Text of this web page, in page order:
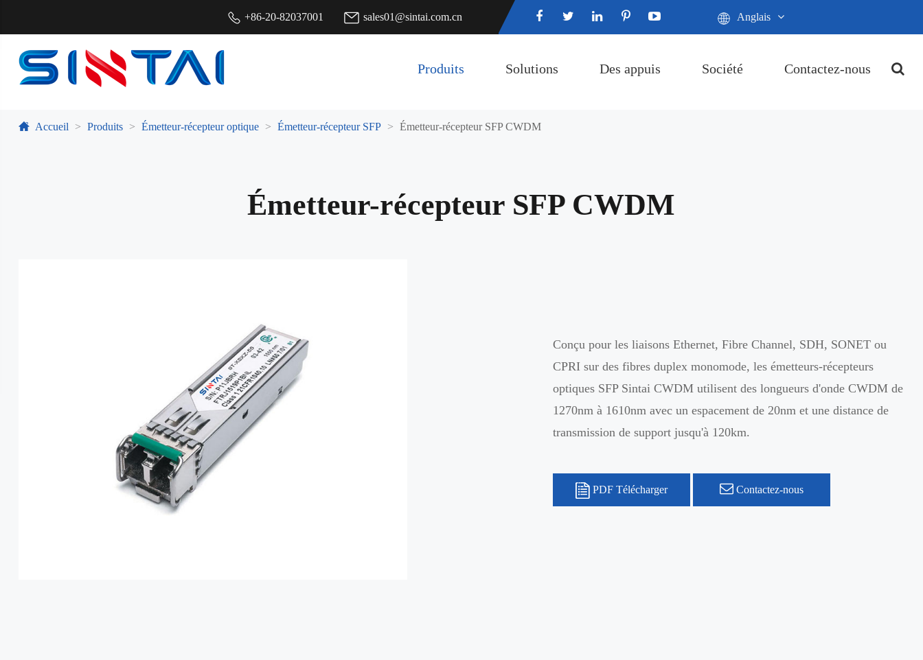
+86-20-82037001 sales01@sintai.com.cn Anglais
Produits Solutions Des appuis Société Contactez-nous
Accueil Produits Émetteur-récepteur optique Émetteur-récepteur SFP Émetteur-récepteur SFP CWDM
Émetteur-récepteur SFP CWDM
Conçu pour les liaisons Ethernet, Fibre Channel, SDH, SONET ou
CPRI sur des fibres duplex monomode, les émetteurs-récepteurs
optiques SFP Sintai CWDM utilisent des longueurs d'onde CWDM de
1270nm à 1610nm avec un espacement de 20nm et une distance de
transmission de support jusqu'à 120km.
PDF Télécharger Contactez-nous